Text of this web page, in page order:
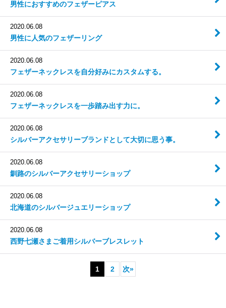
男性におすすめのフェザーピアス
2020.06.08
男性に人気のフェザーリング
2020.06.08
フェザーネックレスを自分好みにカスタムする。
2020.06.08
フェザーネックレスを一歩踏み出す力に。
2020.06.08
シルバーアクセサリーブランドとして大切に思う事。
2020.06.08
釧路のシルバーアクセサリーショップ
2020.06.08
北海道のシルバージュエリーショップ
2020.06.08
西野七瀬さまご着用シルバーブレスレット
1 2 次»